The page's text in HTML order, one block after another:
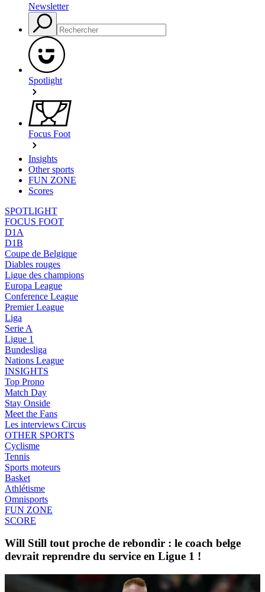
Newsletter
Spotlight
Focus Foot
Insights
Other sports
FUN ZONE
Scores
SPOTLIGHT
FOCUS FOOT
D1A
D1B
Coupe de Belgique
Diables rouges
Ligue des champions
Europa League
Conference League
Premier League
Liga
Serie A
Ligue 1
Bundesliga
Nations League
INSIGHTS
Top Prono
Match Day
Stay Onside
Meet the Fans
Les interviews Circus
OTHER SPORTS
Cyclisme
Tennis
Sports moteurs
Basket
Athlétisme
Omnisports
FUN ZONE
SCORE
Will Still tout proche de rebondir : le coach belge
devrait reprendre du service en Ligue 1 !